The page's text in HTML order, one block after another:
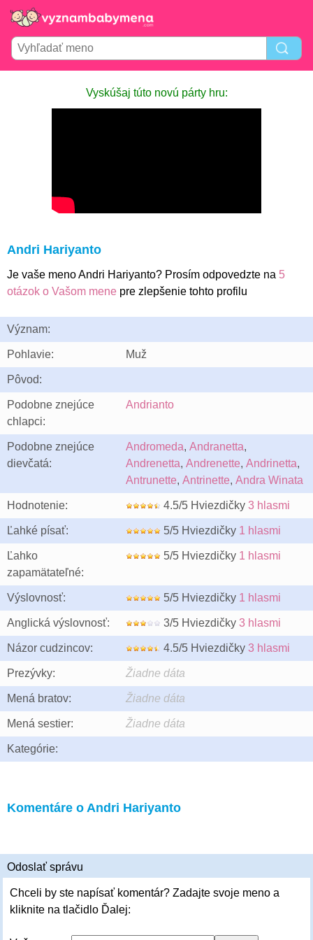
Vyskúšaj túto novú párty hru:
Andri Hariyanto
Je vaše meno Andri Hariyanto? Prosím odpovedzte na 5
otázok o Vašom mene pre zlepšenie tohto profilu
Význam:
Pohlavie: Muž
Pôvod:
Podobne znejúce
chlapci:
Andrianto
Podobne znejúce
dievčatá:
Andromeda, Andranetta,
Andrenetta, Andrenette, Andrinetta,
Antrunette, Antrinette, Andra Winata
Hodnotenie: 4.5/5 Hviezdičky 3 hlasmi
Ľahké písať: 5/5 Hviezdičky 1 hlasmi
Ľahko
zapamätateľné:
5/5 Hviezdičky 1 hlasmi
Výslovnosť: 5/5 Hviezdičky 1 hlasmi
Anglická výslovnosť: 3/5 Hviezdičky 3 hlasmi
Názor cudzincov: 4.5/5 Hviezdičky 3 hlasmi
Prezývky: Žiadne dáta
Mená bratov: Žiadne dáta
Mená sestier: Žiadne dáta
Kategórie:
Komentáre o Andri Hariyanto
Odoslať správu
Chceli by ste napísať komentár? Zadajte svoje meno a
kliknite na tlačidlo Ďalej: